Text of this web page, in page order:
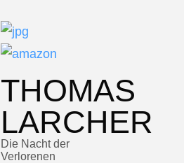
THOMAS
LARCHER
Die Nacht der
Verlorenen